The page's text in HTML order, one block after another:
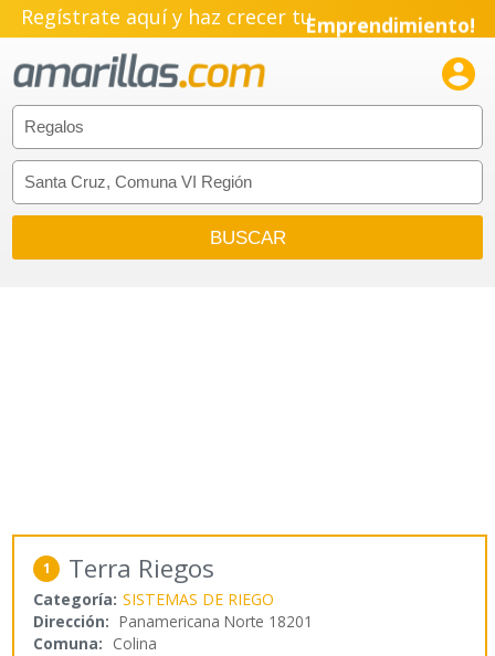
Regístrate aquí y haz crecer tuEmprendimiento!

1 Terra Riegos
Categoría: SISTEMAS DE RIEGO
Dirección: Panamericana Norte 18201
Comuna: Colina